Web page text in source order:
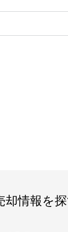
却情報を